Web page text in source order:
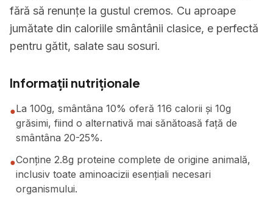
fără să renunțe la gustul cremos. Cu aproape
jumătate din caloriile smântânii clasice, e perfectă
pentru gătit, salate sau sosuri.
Informații nutriționale
●La 100g, smântâna 10% oferă 116 calorii și 10g
grăsimi, fiind o alternativă mai sănătoasă față de
smântâna 20-25%.
●Conține 2.8g proteine complete de origine animală,
inclusiv toate aminoacizii esențiali necesari
organismului.